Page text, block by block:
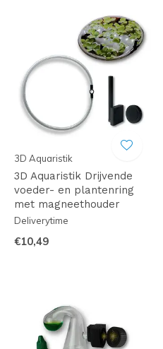
3D Aquaristik
3D Aquaristik Drijvende
voeder- en plantenring
met magneethouder
Deliverytime
€10,49